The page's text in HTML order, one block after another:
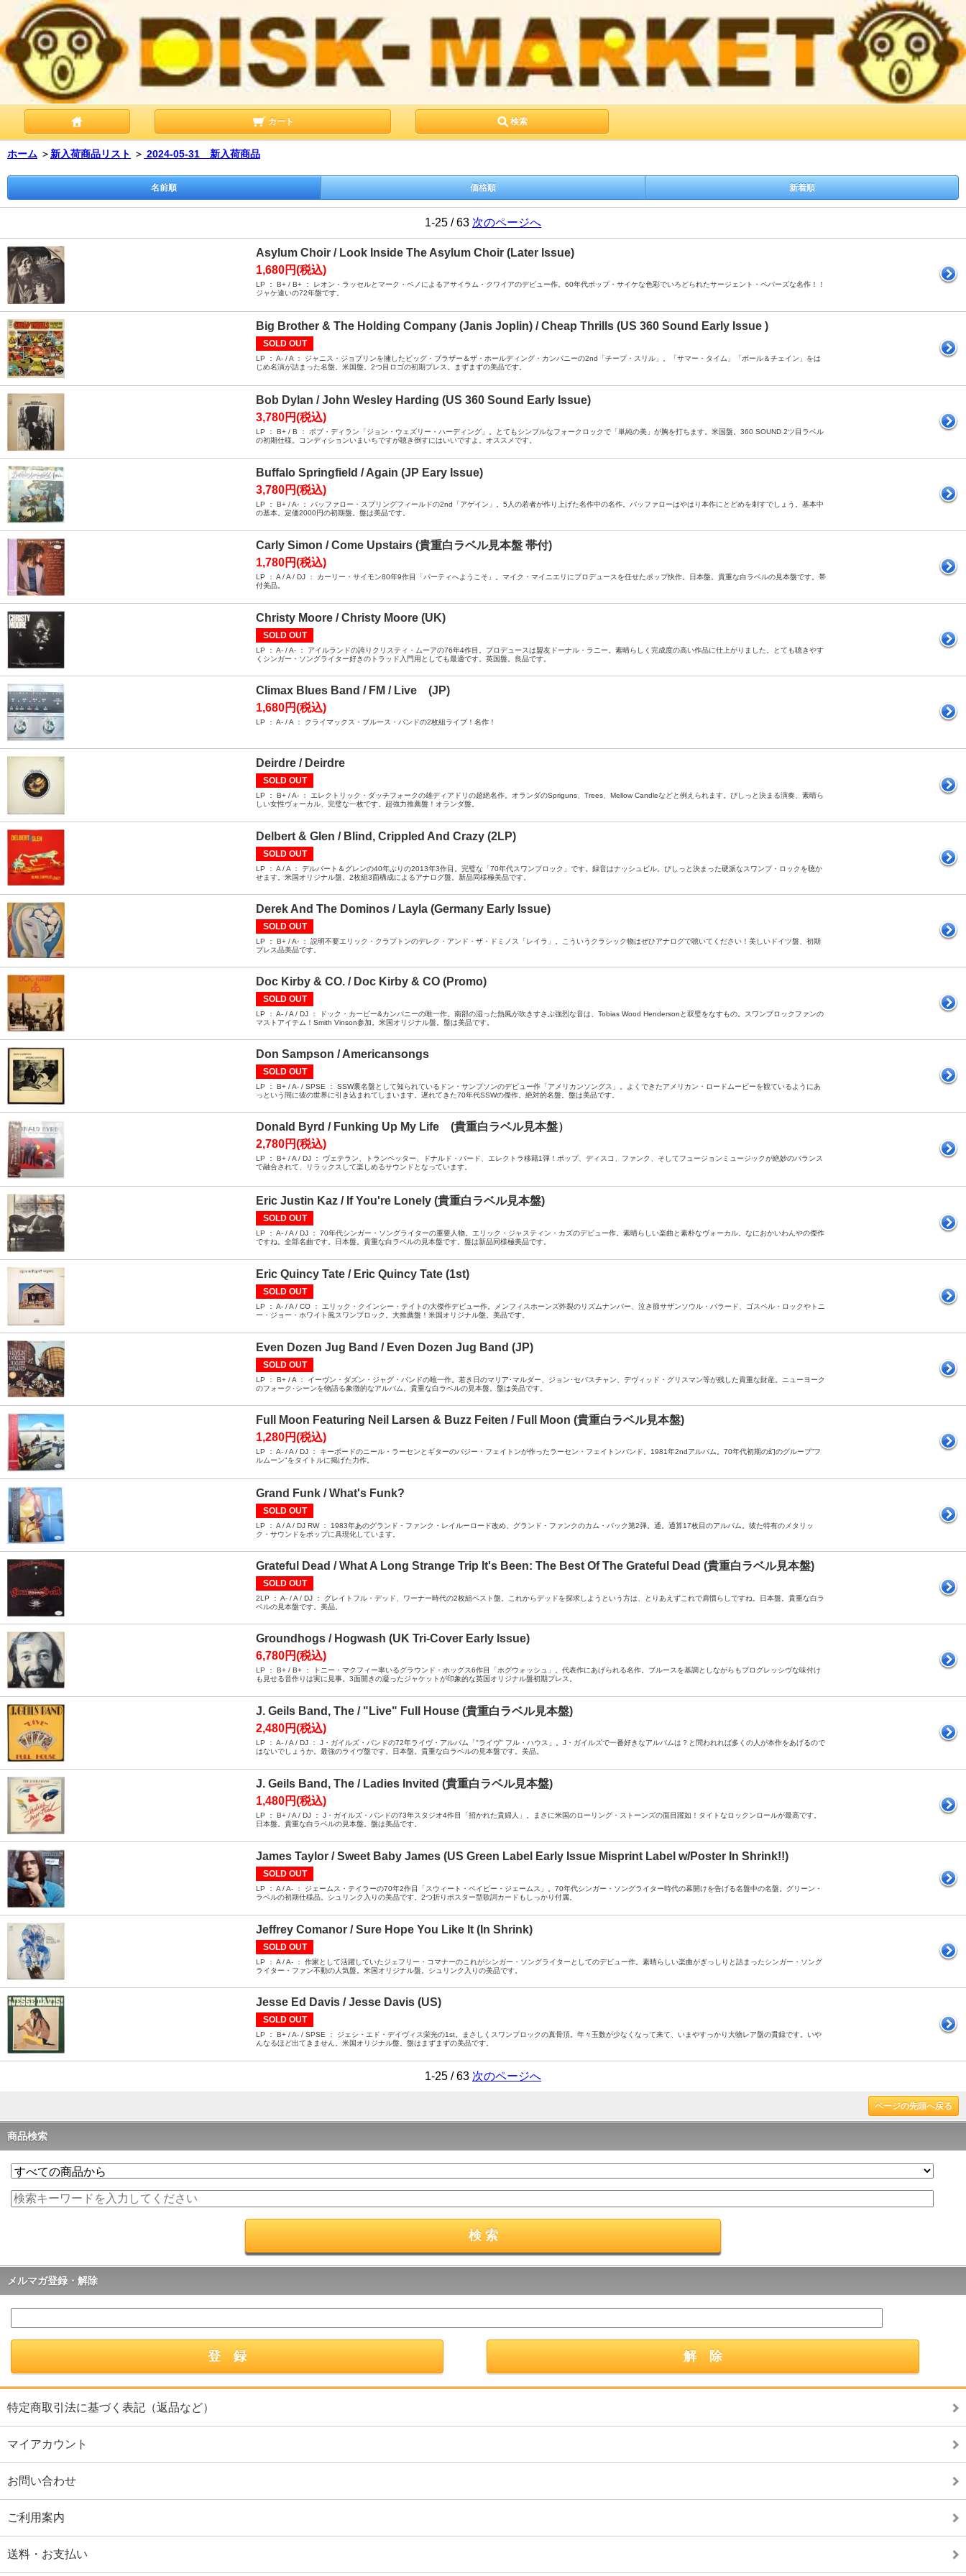
カート 検索
ホーム ＞ 新入荷商品リスト ＞ 2024-05-31 新入荷商品
名前順 価格順 新着順
1-25 / 63 次のページへ
Asylum Choir / Look Inside The Asylum Choir (Later Issue)
1,680円(税込)
LP ： B+ / B+ ： レオン・ラッセルとマーク・ベノによるアサイラム・クワイアのデビュー作。60年代ポップ・サイケな色彩でいろどられたサージェント・ペパーズな名作！！
ジャケ違いの72年盤です。
Big Brother & The Holding Company (Janis Joplin) / Cheap Thrills (US 360 Sound Early Issue )
SOLD OUT
LP ： A- / A ： ジャニス・ジョプリンを擁したビッグ・ブラザー＆ザ・ホールディング・カンパニーの2nd「チープ・スリル」。「サマー・タイム」「ボール＆チェイン」をは
じめ名演が詰まった名盤。米国盤。2つ目ロゴの初期プレス。まずまずの美品です。
Bob Dylan / John Wesley Harding (US 360 Sound Early Issue)
3,780円(税込)
LP ： B+ / B ： ボブ・ディラン「ジョン・ウェズリー・ハーディング」。とてもシンプルなフォークロックで「単純の美」が胸を打ちます。米国盤。360 SOUND 2ツ目ラベル
の初期仕様。コンディションいまいちですが聴き倒すにはいいですよ。オススメです。
Buffalo Springfield / Again (JP Eary Issue)
3,780円(税込)
LP ： B+ / A- ： バッファロー・スプリングフィールドの2nd「アゲイン」。5人の若者が作り上げた名作中の名作。バッファローはやはり本作にとどめを刺すでしょう。基本中
の基本。定価2000円の初期盤。盤は美品です。
Carly Simon / Come Upstairs (貴重白ラベル見本盤 帯付)
1,780円(税込)
LP ： A / A / DJ ： カーリー・サイモン80年9作目「パーティへようこそ」。マイク・マイニエリにプロデュースを任せたポップ快作。日本盤。貴重な白ラベルの見本盤です。帯
付美品。
Christy Moore / Christy Moore (UK)
SOLD OUT
LP ： A- / A- ： アイルランドの誇りクリスティ・ムーアの76年4作目。プロデュースは盟友ドーナル・ラニー。素晴らしく完成度の高い作品に仕上がりました。とても聴きやす
くシンガー・ソングライター好きのトラッド入門用としても最適です。英国盤。良品です。
Climax Blues Band / FM / Live (JP)
1,680円(税込)
LP ： A- / A ： クライマックス・ブルース・バンドの2枚組ライブ！名作！
Deirdre / Deirdre
SOLD OUT
LP ： B+ / A- ： エレクトリック・ダッチフォークの雄ディアドリの超絶名作。オランダのSpriguns、Trees、Mellow Candleなどと例えられます。びしっと決まる演奏、素晴ら
しい女性ヴォーカル、完璧な一枚です。超強力推薦盤！オランダ盤。
Delbert & Glen / Blind, Crippled And Crazy (2LP)
SOLD OUT
LP ： A / A ： デルバート＆グレンの40年ぶりの2013年3作目。完璧な「70年代スワンプロック」です。録音はナッシュビル。びしっと決まった硬派なスワンプ・ロックを聴か
せます。米国オリジナル盤。2枚組3面構成によるアナログ盤。新品同様極美品です。
Derek And The Dominos / Layla (Germany Early Issue)
SOLD OUT
LP ： B+ / A- ： 説明不要エリック・クラプトンのデレク・アンド・ザ・ドミノス「レイラ」。こういうクラシック物はぜひアナログで聴いてください！美しいドイツ盤、初期
プレス品美品です。
Doc Kirby & CO. / Doc Kirby & CO (Promo)
SOLD OUT
LP ： A- / A / DJ ： ドック・カービー&カンパニーの唯一作。南部の湿った熱風が吹きすさぶ強烈な音は、Tobias Wood Hendersonと双璧をなすもの。スワンプロックファンの
マストアイテム！Smith Vinson参加。米国オリジナル盤。盤は美品です。
Don Sampson / Americansongs
SOLD OUT
LP ： B+ / A- / SPSE ： SSW裏名盤として知られているドン・サンプソンのデビュー作「アメリカンソングス」。よくできたアメリカン・ロードムービーを観ているようにあ
っという間に彼の世界に引き込まれてしまいます。遅れてきた70年代SSWの傑作。絶対的名盤。盤は美品です。
Donald Byrd / Funking Up My Life (貴重白ラベル見本盤）
2,780円(税込)
LP ： B+ / A / DJ ： ヴェテラン、トランペッター、ドナルド・バード、エレクトラ移籍1弾！ポップ、ディスコ、ファンク、そしてフュージョンミュージックが絶妙のバランス
で融合されて、リラックスして楽しめるサウンドとなっています。
Eric Justin Kaz / If You're Lonely (貴重白ラベル見本盤)
SOLD OUT
LP ： A- / A / DJ ： 70年代シンガー・ソングライターの重要人物。エリック・ジャスティン・カズのデビュー作。素晴らしい楽曲と素朴なヴォーカル。なにおかいわんやの傑作
ですね。全部名曲です。日本盤。貴重な白ラベルの見本盤です。盤は新品同様極美品です。
Eric Quincy Tate / Eric Quincy Tate (1st)
SOLD OUT
LP ： A- / A / CO ： エリック・クインシー・テイトの大傑作デビュー作。メンフィスホーンズ炸裂のリズムナンバー、泣き節サザンソウル・バラード、ゴスペル・ロックやトニ
ー・ジョー・ホワイト風スワンプロック。大推薦盤！米国オリジナル盤。美品です。
Even Dozen Jug Band / Even Dozen Jug Band (JP)
SOLD OUT
LP ： B+ / A ： イーヴン・ダズン・ジャグ・バンドの唯一作。若き日のマリア･マルダー、ジョン･セバスチャン、デヴィッド・グリスマン等が残した貴重な財産。ニューヨーク
のフォーク･シーンを物語る象徴的なアルバム。貴重な白ラベルの見本盤。盤は美品です。
Full Moon Featuring Neil Larsen & Buzz Feiten / Full Moon (貴重白ラベル見本盤)
1,280円(税込)
LP ： A- / A / DJ ： キーボードのニール・ラーセンとギターのバジー・フェイトンが作ったラーセン・フェイトンバンド。1981年2ndアルバム。70年代初期の幻のグループ”フ
ルムーン"をタイトルに掲げた力作。
Grand Funk / What's Funk?
SOLD OUT
LP ： A / A / DJ RW ： 1983年あのグランド・ファンク・レイルーロード改め、グランド・ファンクのカム・バック第2弾。通。通算17枚目のアルバム。彼た特有のメタリッ
ク・サウンドをポップに具現化しています。
Grateful Dead / What A Long Strange Trip It's Been: The Best Of The Grateful Dead (貴重白ラベル見本盤)
SOLD OUT
2LP ： A- / A / DJ ： グレイトフル・デッド、ワーナー時代の2枚組ベスト盤。これからデッドを探求しようという方は、とりあえずこれで肩慣らしですね。日本盤。貴重な白ラ
ベルの見本盤です。美品。
Groundhogs / Hogwash (UK Tri-Cover Early Issue)
6,780円(税込)
LP ： B+ / B+ ： トニー・マクフィー率いるグラウンド・ホッグス6作目「ホグウォッシュ」。代表作にあげられる名作。ブルースを基調としながらもプログレッシヴな味付け
も見せる音作りは実に見事。3面開きの凝ったジャケットが印象的な英国オリジナル盤初期プレス。
J. Geils Band, The / "Live" Full House (貴重白ラベル見本盤)
2,480円(税込)
LP ： A- / A / DJ ： J・ガイルズ・バンドの72年ライヴ・アルバム「"ライヴ" フル・ハウス」。J・ガイルズで一番好きなアルバムは？と問われれば多くの人が本作をあげるので
はないでしょうか。最強のライヴ盤です。日本盤。貴重な白ラベルの見本盤です。美品。
J. Geils Band, The / Ladies Invited (貴重白ラベル見本盤)
1,480円(税込)
LP ： B+ / A / DJ ： J・ガイルズ・バンドの73年スタジオ4作目「招かれた貴婦人」。まさに米国のローリング・ストーンズの面目躍如！タイトなロックンロールが最高です。
日本盤。貴重な白ラベルの見本盤。盤は美品です。
James Taylor / Sweet Baby James (US Green Label Early Issue Misprint Label w/Poster In Shrink!!)
SOLD OUT
LP ： A / A- ： ジェームス・テイラーの70年2作目「スウィート・ベイビー・ジェームス」。70年代シンガー・ソングライター時代の幕開けを告げる名盤中の名盤。グリーン・
ラベルの初期仕様品。シュリンク入りの美品です。2つ折りポスター型歌詞カードもしっかり付属。
Jeffrey Comanor / Sure Hope You Like It (In Shrink)
SOLD OUT
LP ： A / A- ： 作家として活躍していたジェフリー・コマナーのこれがシンガー・ソングライターとしてのデビュー作。素晴らしい楽曲がぎっしりと詰まったシンガー・ソング
ライター・ファン不動の人気盤。米国オリジナル盤。シュリンク入りの美品です。
Jesse Ed Davis / Jesse Davis (US)
SOLD OUT
LP ： B+ / A- / SPSE ： ジェシ・エド・デイヴィス栄光の1st。まさしくスワンプロックの真骨頂。年々玉数が少なくなって来て、いまやすっかり大物レア盤の貫録です。いや
んなるほど出てきません。米国オリジナル盤。盤はまずまずの美品です。
1-25 / 63 次のページへ
ページの先頭へ戻る
商品検索
メルマガ登録・解除
特定商取引法に基づく表記（返品など）
マイアカウント
お問い合わせ
ご利用案内
送料・お支払い